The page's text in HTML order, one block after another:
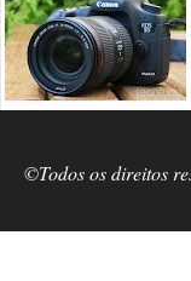
©Todos os direitos